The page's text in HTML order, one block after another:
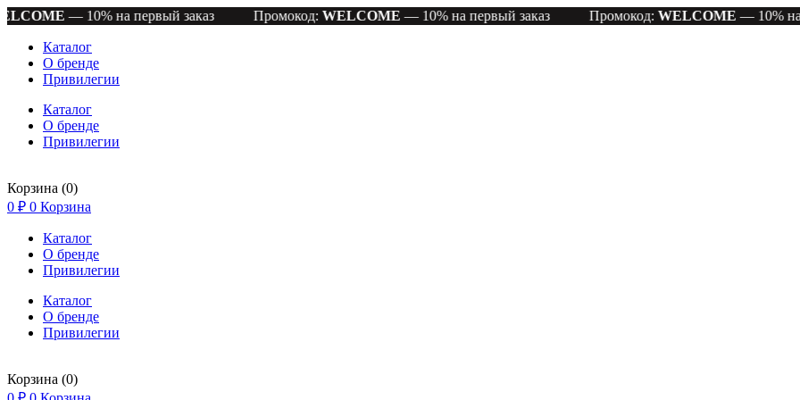
на первый заказ Промокод: WELCOME— 10% на первый заказ Промокод: WELCOME— 10% на первый заказ
Каталог
О бренде
Привилегии
Каталог
О бренде
Привилегии
Корзина (0)
0 ₽ 0 Корзина
Каталог
О бренде
Привилегии
Каталог
О бренде
Привилегии
Корзина (0)